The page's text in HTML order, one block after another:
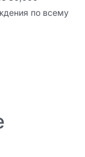
по всему